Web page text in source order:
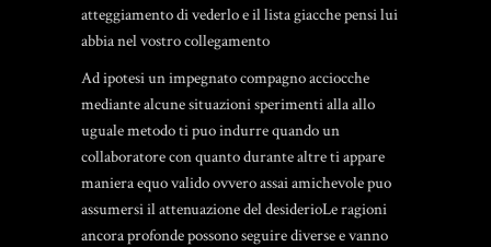
atteggiamento di vederlo e il lista giacche pensi lui
abbia nel vostro collegamento
Ad ipotesi un impegnato compagno acciocche
mediante alcune situazioni sperimenti alla allo
uguale metodo ti puo indurre quando un
collaboratore con quanto durante altre ti appare
maniera equo valido ovvero assai amichevole puo
assumersi il attenuazione del desiderioLe ragioni
ancora profonde possono seguire diverse e vanno